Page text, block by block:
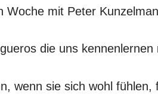
Woche mit Peter
die uns
wenn sie sich wohl